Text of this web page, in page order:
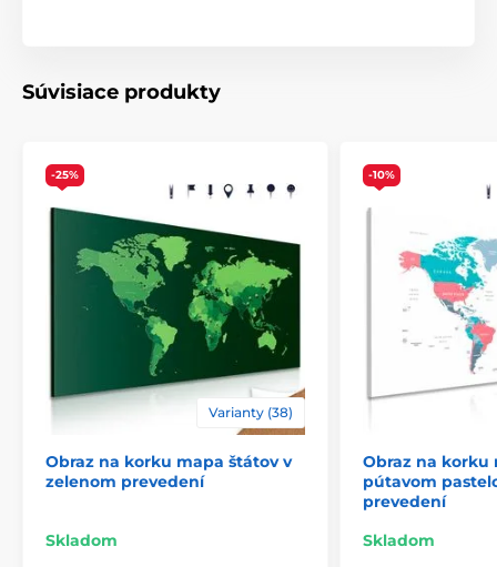
Využitie netradičného doplnku na prehlbovanie
geografických poznatkov.
Súvisiace produkty
-25%
Varianty (38)
Obraz na korku mapa štátov v
zelenom prevedení
Skladom
-10%
Obraz na korku
pútavom
prevedení
Skladom